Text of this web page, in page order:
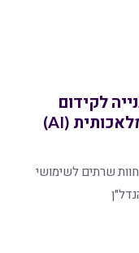
לקידום
חוות שרתים לשימושי בינה מלאכותית (AI)
חוות שרתים לשימושי